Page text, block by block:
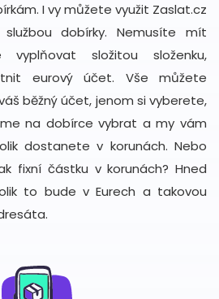
I vy můžete využit Zaslat.cz
dobírky. Nemusíte mít
složitou složenku,
eurový účet. Vše můžete
běžný účet, jenom si vyberete,
na dobírce vybrat a my vám
dostanete v korunách. Nebo
fixní částku v korunách? Hned
to bude v Eurech a takovou